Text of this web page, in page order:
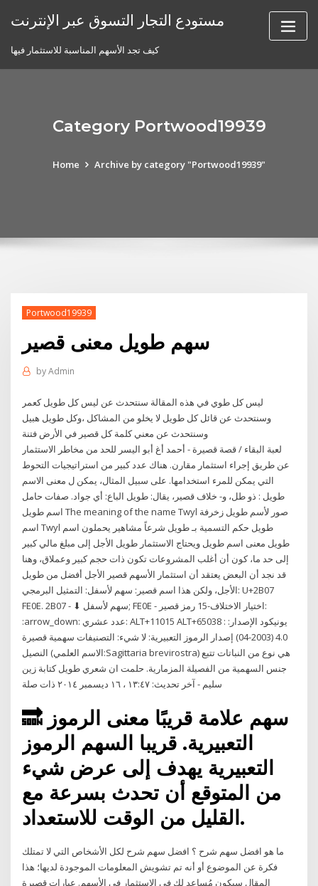
مستودع التجار التسوق عبر الإنترنت
كيف تجد الأسهم المناسبة للاستثمار فيها
Category Portwood19939
Home Archive by category "Portwood19939"
Portwood19939
سهم طويل معنى قصير
byAdmin
ليس كل طوي في هذه المقالة سنتحدث عن ليس كل طويل كعمر
وسنتحدث عن قائل كل طويل لا يخلو من المشاكل ،وكل طويل هبيل
وسنتحدث عن معني كلمة كل قصير في الأرض فتنة
لعبة البقاء / قصة قصيرة - أحمد أغ أبو اليسر للحد من مخاطر الاستثمار
عن طريق إجراء استثمار مقارن. هناك عدد كبير من استراتيجيات التحوط
التي يمكن للمرء استخدامها. على سبيل المثال، يمكن ل معنى الاسم
طويل : ذو طل، و- خلاف قصير، يقال: طويل الباع: أي جواد. صفات حامل
اسم طويل The meaning of the name Twyl صور لأسم طويل زخرفة
اسم Twyl طويل حكم التسمية بـ طويل شرعاً مشاهير يحملون اسم
طويل معنى اسم طويل ويحتاج الاستثمار طويل الأجل إلى مبلغ مالي كبير
إلى حد ما، كون أن أغلب المشروعات تكون ذات حجم كبير وعملاق، وهنا
قد نجد أن البعض يعتقد أن استثمار الأسهم قصير الأجل أفضل من طويل
الأجل، ولكن هذا اسم قصير: سهم لأسفل: التمثيل البرمجي: U+2B07
FE0E. 2B07 - ⬇ سهم لأسفل; FE0E - اختيار الاختلاف-15 رمز قصير:
:arrow_down: عدد عشري: ALT+11015 ALT+65038 : يونيكود الإصدار:
4.0 (2003-04) إصدار الرموز التعبيرية: لا شيء: التصنيفات سهمية قصيرة
النصيل (الاسم العلمي:Sagittaria brevirostra) هي نوع من النباتات تتبع
جنس السهمية من الفصيلة المزمارية. حلمت ان شعري طويل كتابة زين
سليم - آخر تحديث: ١٣:٤٧ ، ١٦ ديسمبر ٢٠١٤ ذات صلة
🔜 سهم علامة قريبًا معنى الرموز
التعبيرية. قريبا السهم الرموز
التعبيرية يهدف إلى عرض شيء
من المتوقع أن تحدث بسرعة مع
القليل من الوقت للاستعداد.
ما هو افضل سهم شرح ؟ افضل سهم شرح لكل الأشخاص التي لا تمتلك
فكرة عن الموضوع أو أنه تم تشويش المعلومات الموجودة لديها؛ هذا
المقال سيكون مُساعد لك في الإستثمار في الأسهم. عبارات قصيرة